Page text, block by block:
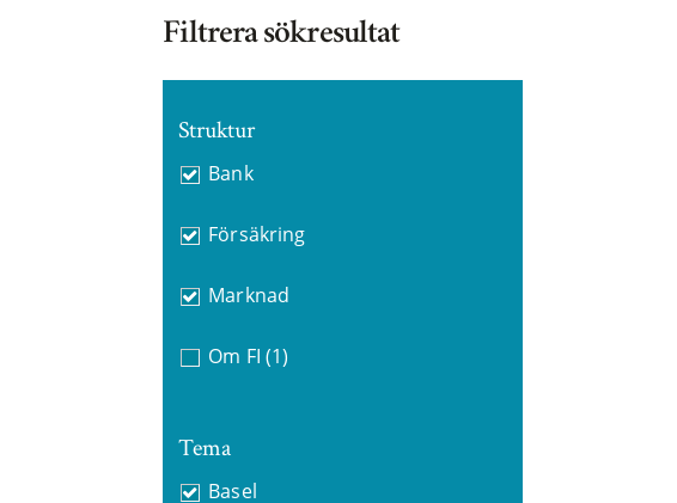
Filtrera sökresultat
Struktur
Bank
Försäkring
Marknad
Om FI (1)
Tema
Basel